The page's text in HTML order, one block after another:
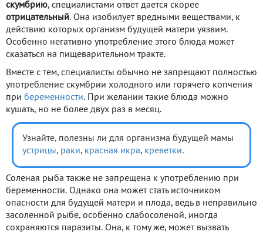
скумбрию, специалистами ответ дается скорее
отрицательный. Она изобилует вредными веществами, к
действию которых организм будущей матери уязвим.
Особенно негативно употребление этого блюда может
сказаться на пищеварительном тракте.
Вместе с тем, специалисты обычно не запрещают полностью
употребление скумбрии холодного или горячего копчения
при беременности. При желании такие блюда можно
кушать, но не более двух раз в месяц.
Узнайте, полезны ли для организма будущей мамы
устрицы, раки, красная икра, креветки.
Соленая рыба также не запрещена к употреблению при
беременности. Однако она может стать источником
опасности для будущей матери и плода, ведь в неправильно
засоленной рыбе, особенно слабосоленой, иногда
сохраняются паразиты. Она, к тому же, может вызвать